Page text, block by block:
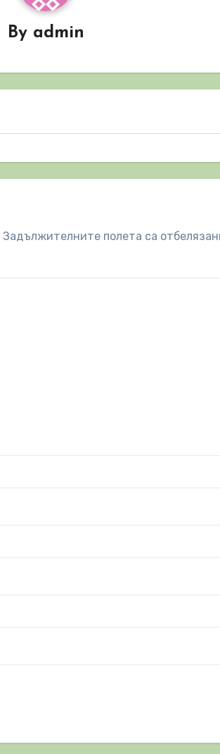
By admin
Задължителните полета са